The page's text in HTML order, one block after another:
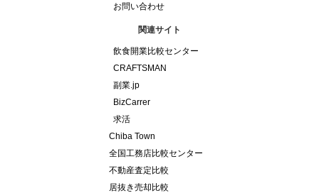
お問い合わせ
関連サイト
飲食開業比較センター
CRAFTSMAN
副業.jp
BizCarrer
求活
Chiba Town
全国工務店比較センター
不動産査定比較
居抜き売却比較